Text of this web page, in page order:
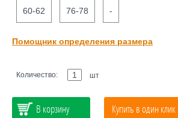
60-62 76-78 -
Помощник определения размера
Количество: шт
В корзину Купить в один клик